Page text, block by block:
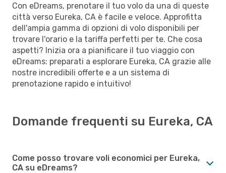
Con eDreams, prenotare il tuo volo da una di queste
città verso Eureka, CA è facile e veloce. Approfitta
dell'ampia gamma di opzioni di volo disponibili per
trovare l'orario e la tariffa perfetti per te. Che cosa
aspetti? Inizia ora a pianificare il tuo viaggio con
eDreams: preparati a esplorare Eureka, CA grazie alle
nostre incredibili offerte e a un sistema di
prenotazione rapido e intuitivo!
Domande frequenti su Eureka, CA
Come posso trovare voli economici per Eureka,
CA su eDreams?